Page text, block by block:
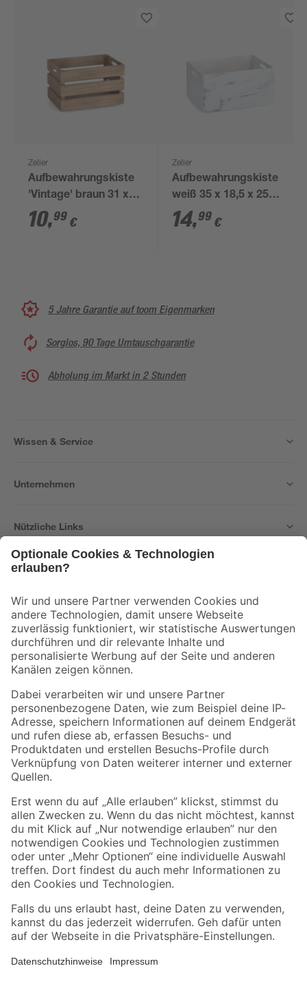
Zeller
Aufbewahrungskiste
'Vintage' braun 31 x
19,5 x 21 cm
10,99 €
Zeller
Aufbewahrungskiste
weiß 35 x 18,5 x 25
cm
14,99 €
5 Jahre Garantie auf toom Eigenmarken
Sorglos, 90 Tage Umtauschgarantie
Abholung im Markt in 2 Stunden
Wissen & Service
Unternehmen
Nützliche Links
Der toom Newsletter: Keine Angebote und Aktionen mehr verpassen!
Zur Newsletter Anmeldung
Folge uns
Zahlungsarten Versandarten
Sicher einkaufen
Jetzt die toom-App herunterladen
Alle Preisangaben in EUR inkl. gesetzl. MwSt.. Die dargestellten Angebote sind unter
Umständen nicht in allen Märkten verfügbar. Die angegebenen Verfügbarkeiten beziehen
Produkte nur solange der Vorrat reicht.
*Paketversand ab 59 € versandkostenfrei, gilt nicht für Artikel mit Speditionsversand, hier